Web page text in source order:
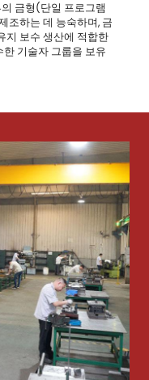
금형(단일 프로그램
조하는 데 능숙하며, 금
지 보수 생산에 적합한
기술자 그룹을 보유